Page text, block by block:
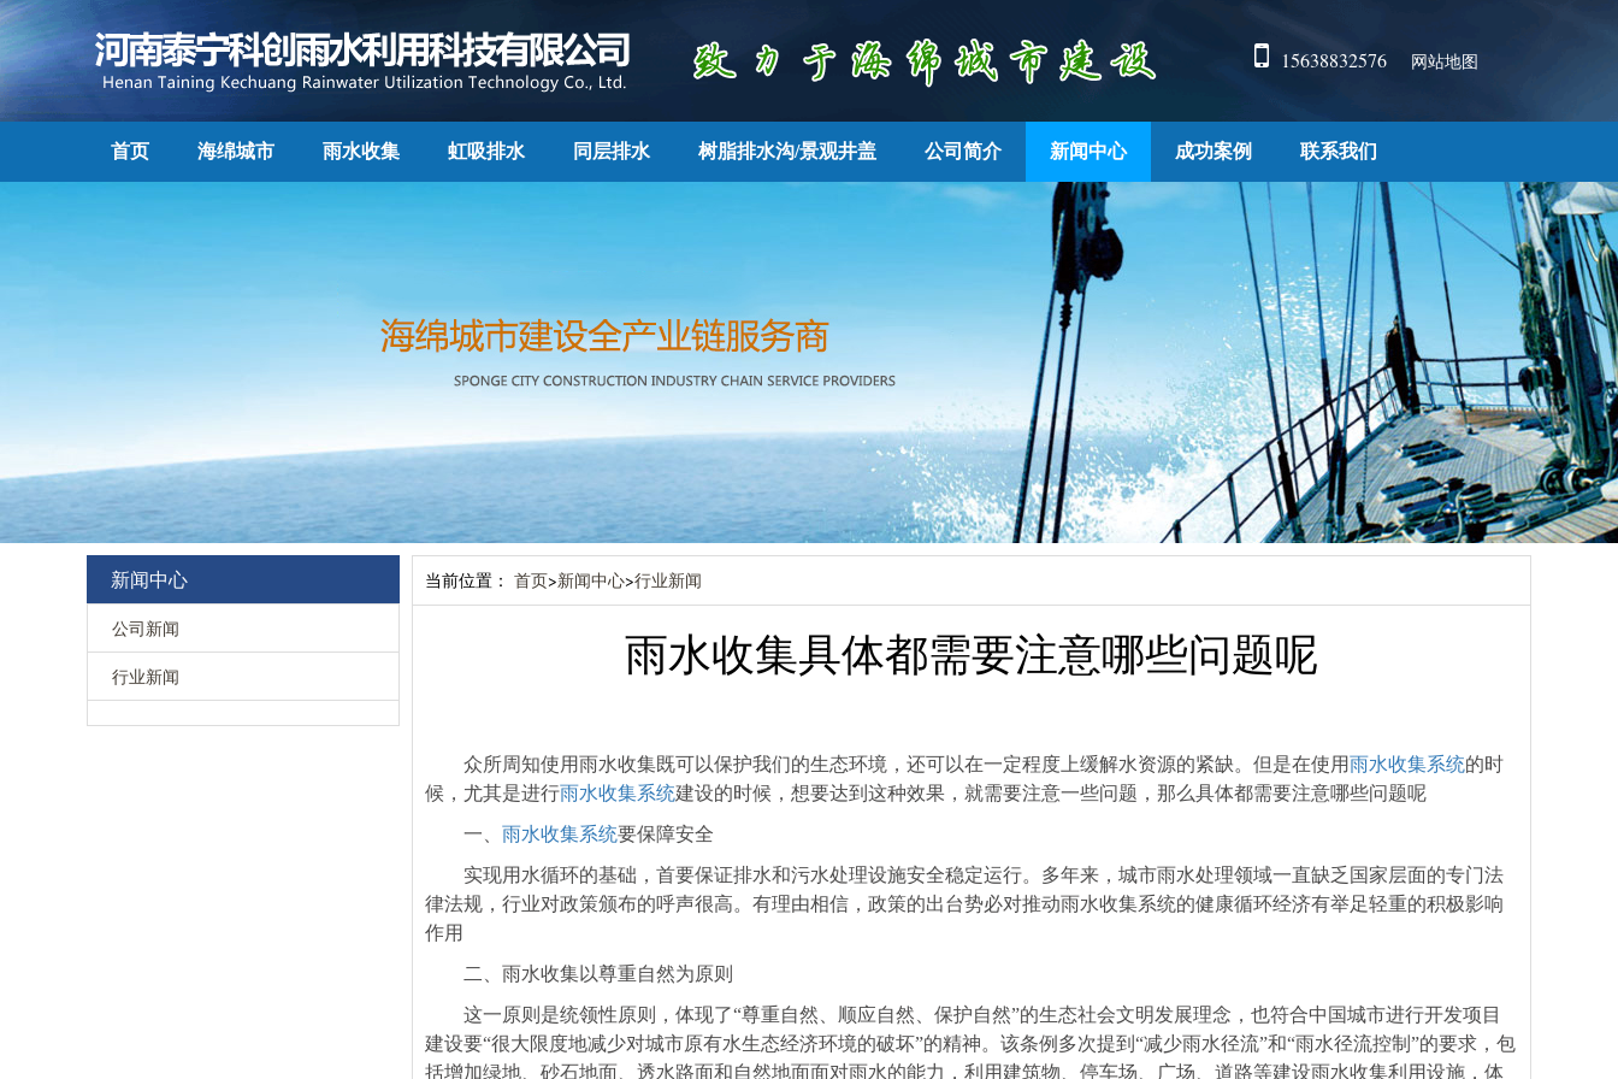
15638832576 网站地图
首页 海绵城市 雨水收集 虹吸排水 同层排水 树脂排水沟/景观井盖 公司简介 新闻中心 成功案例 联系我们
新闻中心
公司新闻
行业新闻
当前位置： 首页>新闻中心>行业新闻
雨水收集具体都需要注意哪些问题呢
众所周知使用雨水收集既可以保护我们的生态环境，还可以在一定程度上缓解水资源的紧缺。但是在使用雨水收集系统的时
候，尤其是进行雨水收集系统建设的时候，想要达到这种效果，就需要注意一些问题，那么具体都需要注意哪些问题呢
一、 雨水收集系统要保障安全
实现用水循环的基础，首要保证排水和污水处理设施安全稳定运行。多年来，城市雨水处理领域一直缺乏国家层面的专门法
律法规，行业对政策颁布的呼声很高。有理由相信，政策的出台势必对推动雨水收集系统的健康循环经济有举足轻重的积极影响
作用
二、雨水收集以尊重自然为原则
这一原则是统领性原则，体现了“尊重自然、顺应自然、保护自然”的生态社会文明发展理念，也符合中国城市进行开发项目
建设要“很大限度地减少对城市原有水生态经济环境的破坏”的精神。该条例多次提到“减少雨水径流”和“雨水径流控制”的要求，包
括增加绿地、砂石地面、透水路面和自然地面面对雨水的能力，利用建筑物、停车场、广场、道路等建设雨水收集利用设施，体